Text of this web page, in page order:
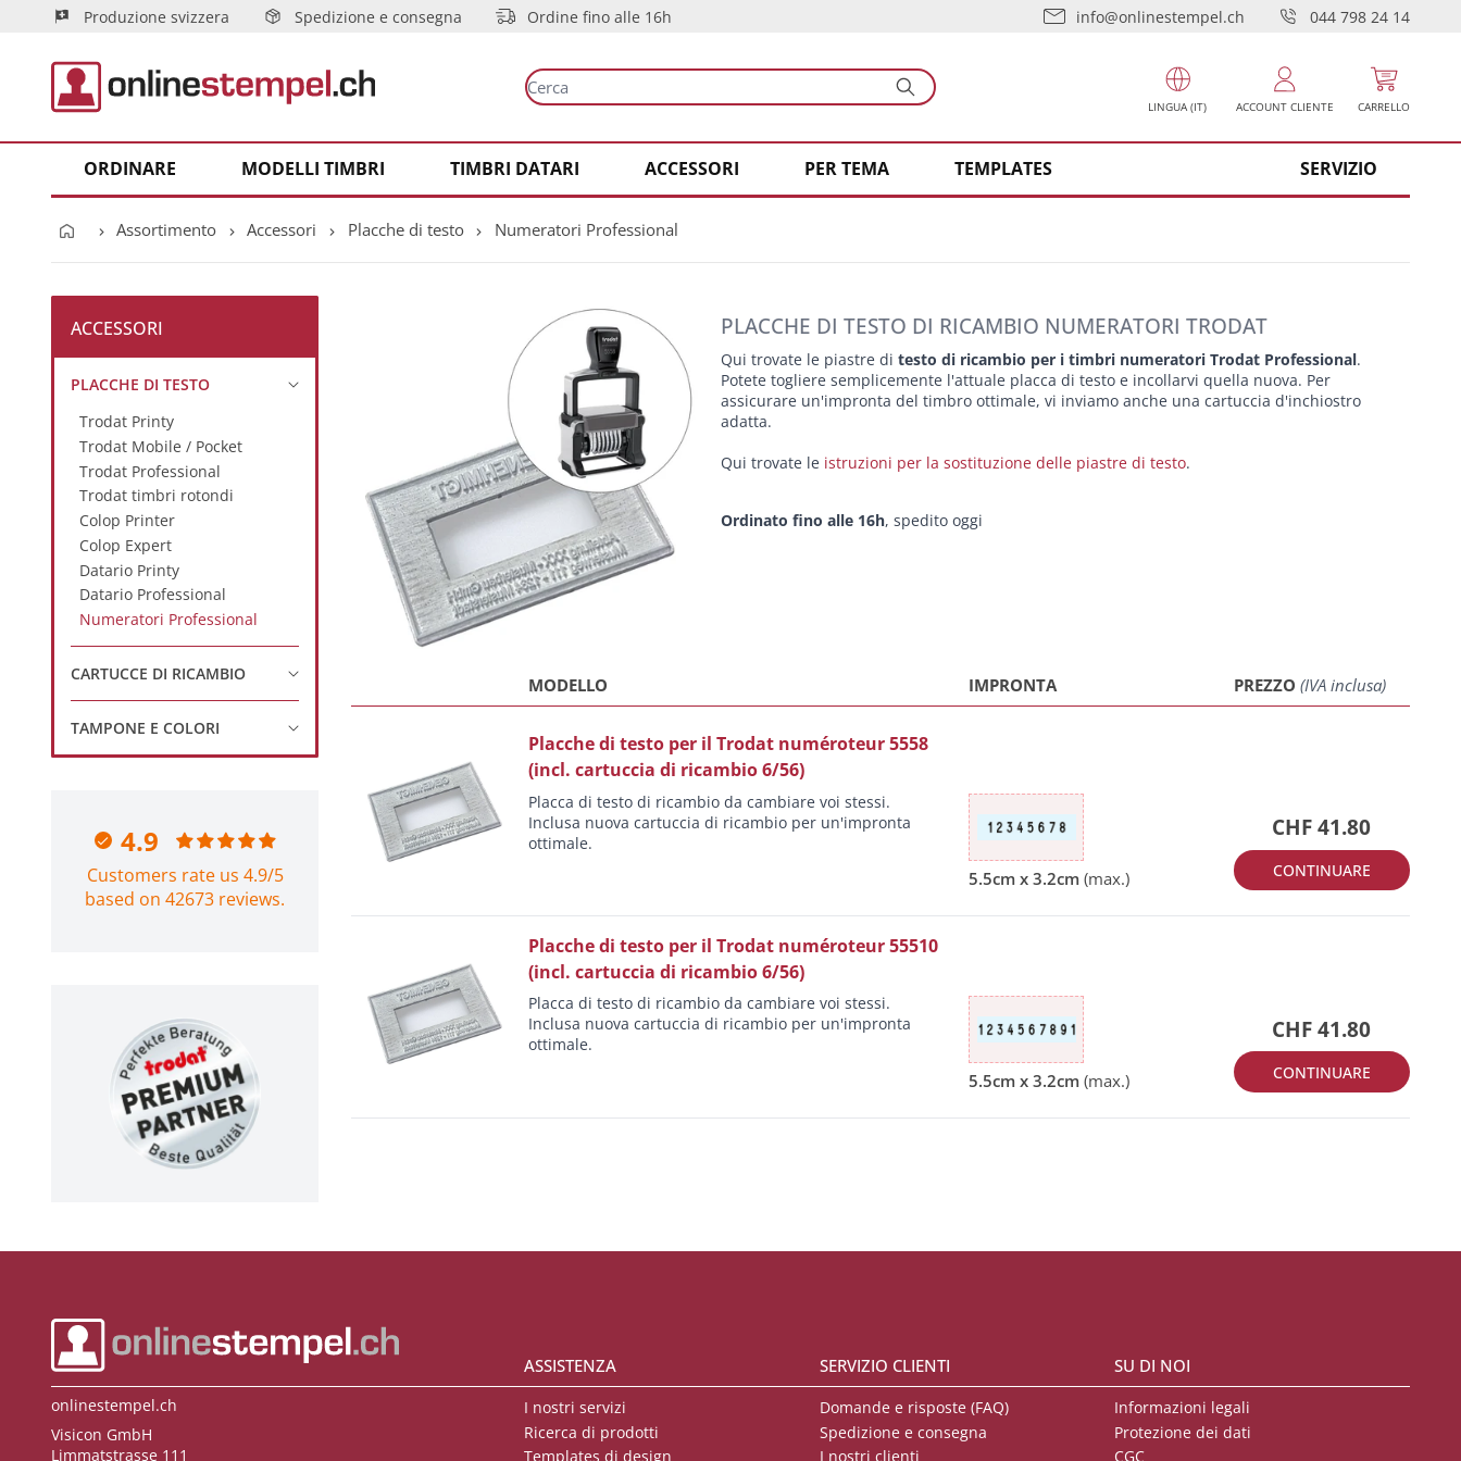
Produzione svizzera Spedizione e consegna Ordine fino alle 16h info@onlinestempel.ch 044 798 24 14
LINGUA (IT) ACCOUNT CLIENTE CARRELLO
ORDINARE MODELLI TIMBRI TIMBRI DATARI ACCESSORI PER TEMA TEMPLATES SERVIZIO
Assortimento Accessori Placche di testo Numeratori Professional
ACCESSORI
PLACCHE DI TESTO
Trodat Printy
Trodat Mobile / Pocket
Trodat Professional
Trodat timbri rotondi
Colop Printer
Colop Expert
Datario Printy
Datario Professional
Numeratori Professional
CARTUCCE DI RICAMBIO
TAMPONE E COLORI
4.9
Customers rate us 4.9/5
based on 42673 reviews.
PLACCHE DI TESTO DI RICAMBIO NUMERATORI TRODAT
Qui trovate le piastre di testo di ricambio per i timbri numeratori Trodat Professional.
Potete togliere semplicemente l'attuale placca di testo e incollarvi quella nuova. Per
assicurare un'impronta del timbro ottimale, vi inviamo anche una cartuccia d'inchiostro
adatta.
Qui trovate le istruzioni per la sostituzione delle piastre di testo.
Ordinato fino alle 16h, spedito oggi
MODELLO IMPRONTA PREZZO (IVA inclusa)
Placche di testo per il Trodat numéroteur 5558
(incl. cartuccia di ricambio 6/56)
Placca di testo di ricambio da cambiare voi stessi.
Inclusa nuova cartuccia di ricambio per un'impronta
ottimale.
CHF 41.80
CONTINUARE
Placche di testo per il Trodat numéroteur 55510
(incl. cartuccia di ricambio 6/56)
Placca di testo di ricambio da cambiare voi stessi.
Inclusa nuova cartuccia di ricambio per un'impronta
ottimale.
CHF 41.80
CONTINUARE
onlinestempel.ch
Visicon GmbH
Limmatstrasse 111
ASSISTENZA
I nostri servizi
Ricerca di prodotti
Templates di design
SERVIZIO CLIENTI
Domande e risposte (FAQ)
Spedizione e consegna
I nostri clienti
SU DI NOI
Informazioni legali
Protezione dei dati
CGC